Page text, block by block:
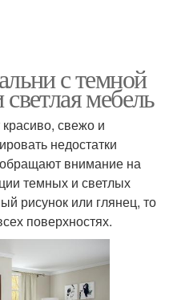
с темной
мебель
свежо и
недостатки
внимание на
темных и светлых
рисунок или глянец, то
поверхностях.